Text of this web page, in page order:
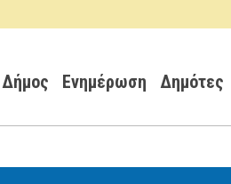
προς
κυρίως
Ενημέρωση Δημότες